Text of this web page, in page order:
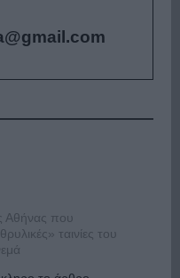
Αθήνας που
ταινίες του